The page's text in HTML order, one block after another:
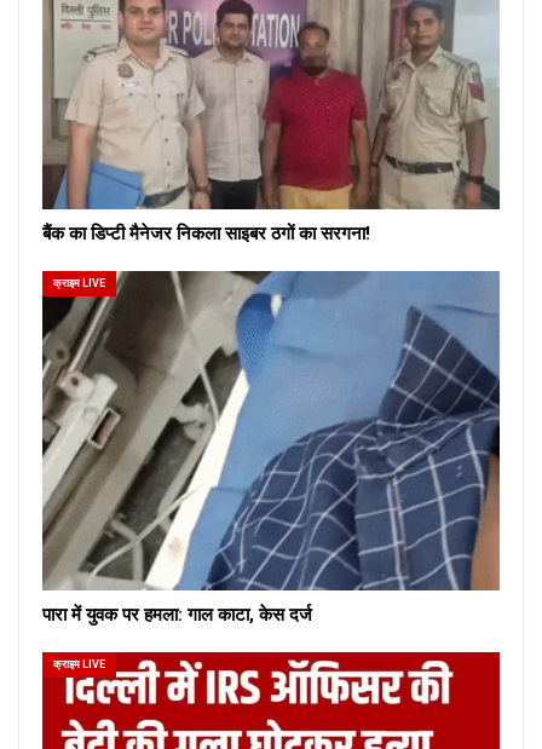
बैंक का डिप्टी मैनेजर निकला साइबर ठगों का सरगना!
क्राइम LIVE
पारा में युवक पर हमला: गाल काटा, केस दर्ज
क्राइम LIVE